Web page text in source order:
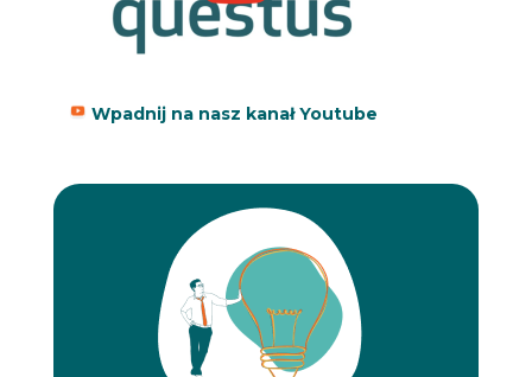
Wpadnij na nasz kanał Youtube